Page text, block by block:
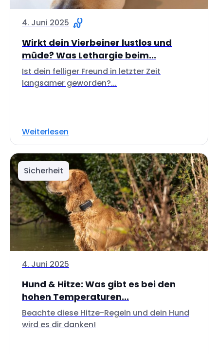
4. Juni 2025
Wirkt dein Vierbeiner lustlos und
müde? Was Lethargie beim...
Ist dein felliger Freund in letzter Zeit
langsamer geworden?...
Weiterlesen
Sicherheit
4. Juni 2025
Hund & Hitze: Was gibt es bei den
hohen Temperaturen...
Beachte diese Hitze-Regeln und dein Hund
wird es dir danken!